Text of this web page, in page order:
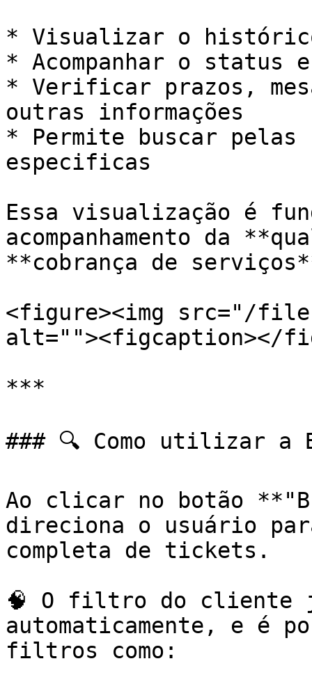
* Visualizar o
* Acompanhar o status
* Verificar prazos,
outras informações
* Permite buscar pelas
especificas
Essa visualização é
acompanhamento da
**cobrança de
<figure><img src="/
alt=""><figcaption></
***
### 🔍 Como utilizar a
Ao clicar no botão
direciona o usuário
completa de tickets.
🧠 O filtro do cliente
automaticamente, e é
filtros como: